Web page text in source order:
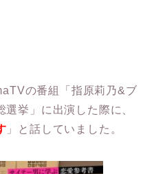
の番組「指原莉乃&ブ
挙」に出演した際に、
」と話していました。